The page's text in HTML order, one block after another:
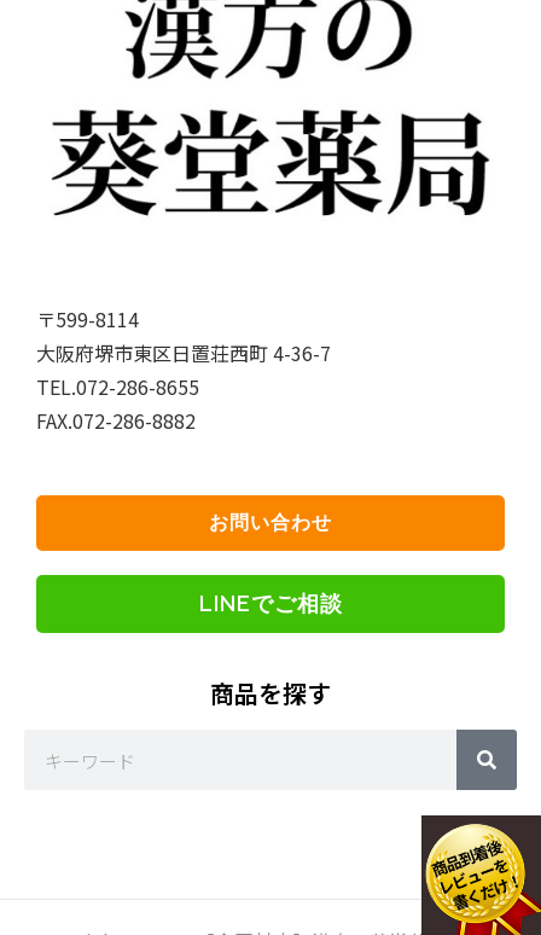
〒599-8114
大阪府堺市東区日置荘西町 4-36-7
TEL.072-286-8655
FAX.072-286-8882
お問い合わせ
LINEでご相談
商品を探す